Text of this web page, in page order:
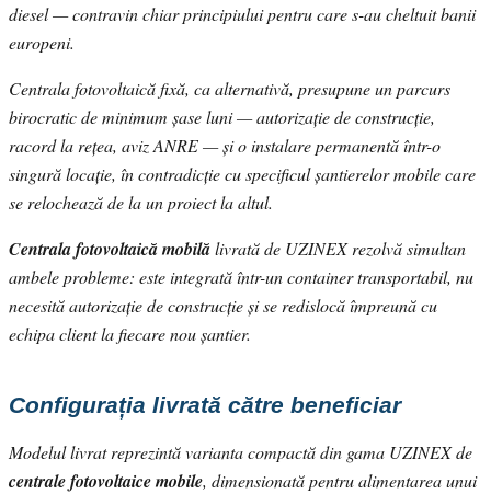
diesel — contravin chiar principiului pentru care s-au cheltuit banii
europeni.
Centrala fotovoltaică fixă, ca alternativă, presupune un parcurs
birocratic de minimum șase luni — autorizație de construcție,
racord la rețea, aviz ANRE — și o instalare permanentă într-o
singură locație, în contradicție cu specificul șantierelor mobile care
se relochează de la un proiect la altul.
Centrala fotovoltaică mobilălivrată de UZINEX rezolvă simultan
ambele probleme: este integrată într-un container transportabil, nu
necesită autorizație de construcție și se redislocă împreună cu
echipa client la fiecare nou șantier.
Configurația livrată către beneficiar
Modelul livrat reprezintă varianta compactă din gama UZINEX de
centrale fotovoltaice mobile, dimensionată pentru alimentarea unui